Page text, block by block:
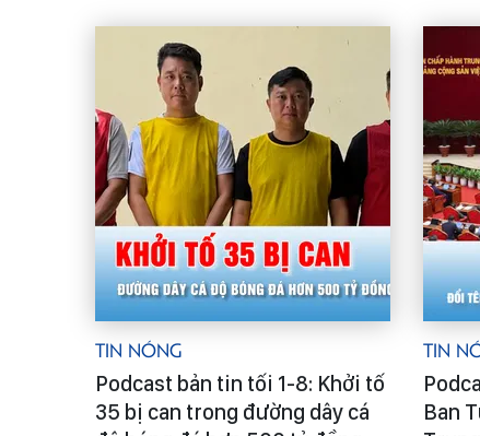
Tin Nóng
Podcast bản tin tối 1-8: Khởi tố
35 bị can trong đường dây cá
Tin
Ban